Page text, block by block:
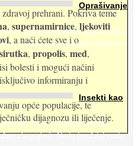
Oprašivanje
se problem oprašivanja
će krušku oprašiti pčele medarice
Insekti kao
2050. godine život 9 milijardi
zbog gladi. Nadu (možda) nude
prehrani. Pokriva teme
, supernamirnice, ljekoviti
, a naći ćete sve i o
sirutka, propolis, med,
bolesti i mogući načini
informiranju i
opće populacije, te
dijagnozu ili liječenje.